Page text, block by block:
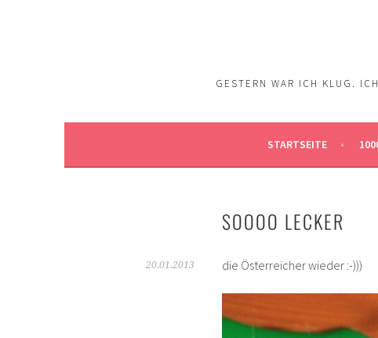
GESTERN WAR ICH KLUG.
STARTSEITE
SOOOO LECKER
20.01.2013 die Österreicher wieder :-)))